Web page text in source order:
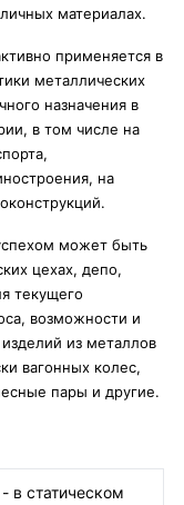
материалах.
применяется в
металлических
назначения в
в том числе на
на
может быть
цехах, депо,
текущего
возможности и
из металлов
вагонных колес,
пары и другие.
- в статическом